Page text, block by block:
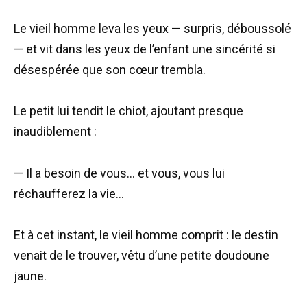
Le vieil homme leva les yeux — surpris, déboussolé
— et vit dans les yeux de l’enfant une sincérité si
désespérée que son cœur trembla.
Le petit lui tendit le chiot, ajoutant presque
inaudiblement :
— Il a besoin de vous… et vous, vous lui
réchaufferez la vie…
Et à cet instant, le vieil homme comprit : le destin
venait de le trouver, vêtu d’une petite doudoune
jaune.